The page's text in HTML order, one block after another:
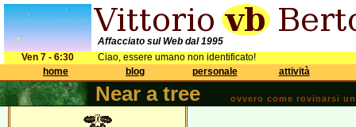
Affacciato sul Web dal 1995
Ven 7 - 6:30
Ciao, essere umano non identificato!
home
blog personale attività
Near a tree ovvero come rovinarsi